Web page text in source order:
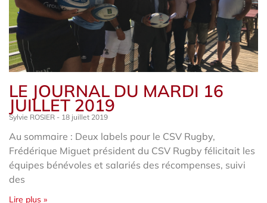
LE JOURNAL DU MARDI 16
JUILLET 2019
Sylvie ROSIER 18 juillet 2019
Au sommaire : Deux labels pour le CSV Rugby,
Frédérique Miguet président du CSV Rugby félicitait les
équipes bénévoles et salariés des récompenses, suivi
des
Lire plus »